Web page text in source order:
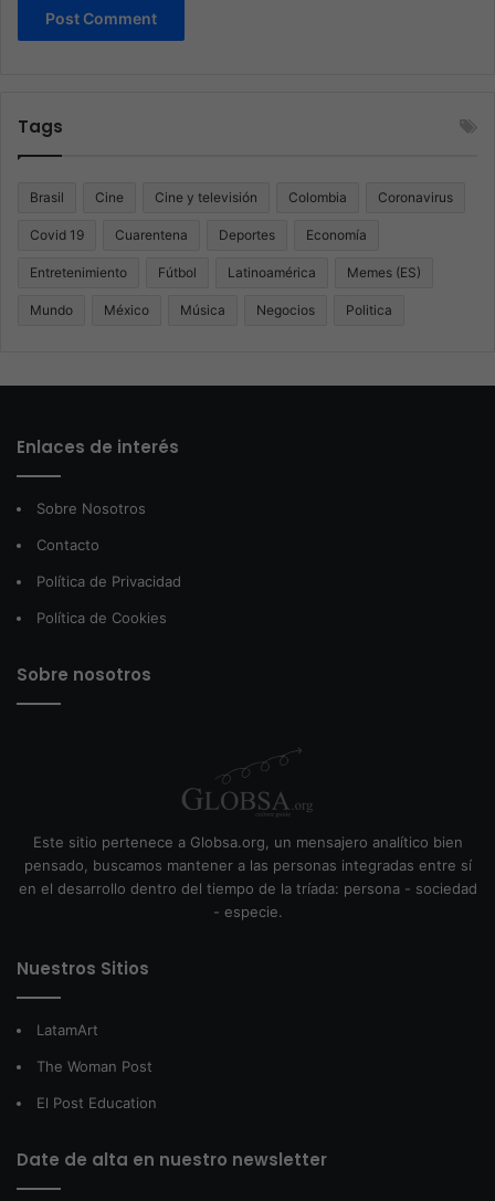
Tags
Brasil Cine Cine y televisión Colombia Coronavirus
Covid 19 Cuarentena Deportes Economía
Entretenimiento Fútbol Latinoamérica Memes (ES)
Mundo México Música Negocios Politica
Enlaces de interés
Sobre Nosotros
Contacto
Política de Privacidad
Política de Cookies
Sobre nosotros
Este sitio pertenece a Globsa.org, un mensajero analítico bien
pensado, buscamos mantener a las personas integradas entre sí
en el desarrollo dentro del tiempo de la tríada: persona - sociedad
- especie.
Nuestros Sitios
LatamArt
The Woman Post
El Post Education
Date de alta en nuestro newsletter